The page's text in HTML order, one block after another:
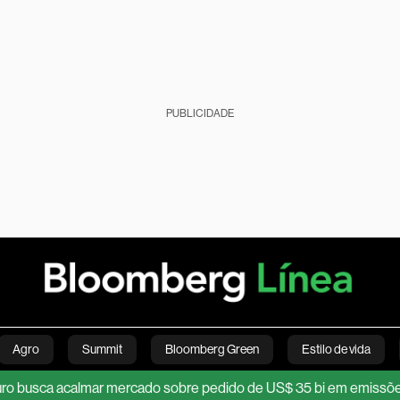
PUBLICIDADE
Agro Summit Bloomberg Green Estilo de vida
pessoais Viagens Internacional Brasil
mercado sobre pedido de US$ 35 bi em emissões de